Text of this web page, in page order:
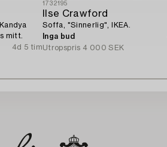
mitt.
4d 5 tim
1732195
Ilse Crawford
Soffa, "Sinnerlig", IKEA.
Inga bud
Utropspris 4 000 SEK